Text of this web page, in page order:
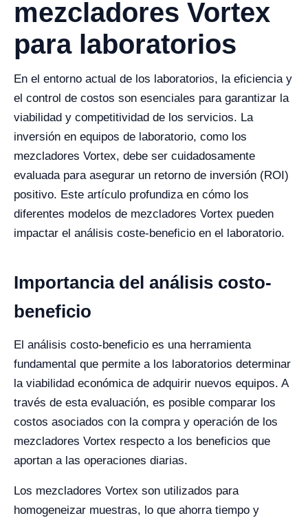
mezcladores Vortex
para laboratorios
En el entorno actual de los laboratorios, la eficiencia y
el control de costos son esenciales para garantizar la
viabilidad y competitividad de los servicios. La
inversión en equipos de laboratorio, como los
mezcladores Vortex, debe ser cuidadosamente
evaluada para asegurar un retorno de inversión (ROI)
positivo. Este artículo profundiza en cómo los
diferentes modelos de mezcladores Vortex pueden
impactar el análisis coste-beneficio en el laboratorio.
Importancia del análisis costo-
beneficio
El análisis costo-beneficio es una herramienta
fundamental que permite a los laboratorios determinar
la viabilidad económica de adquirir nuevos equipos. A
través de esta evaluación, es posible comparar los
costos asociados con la compra y operación de los
mezcladores Vortex respecto a los beneficios que
aportan a las operaciones diarias.
Los mezcladores Vortex son utilizados para
homogeneizar muestras, lo que ahorra tiempo y